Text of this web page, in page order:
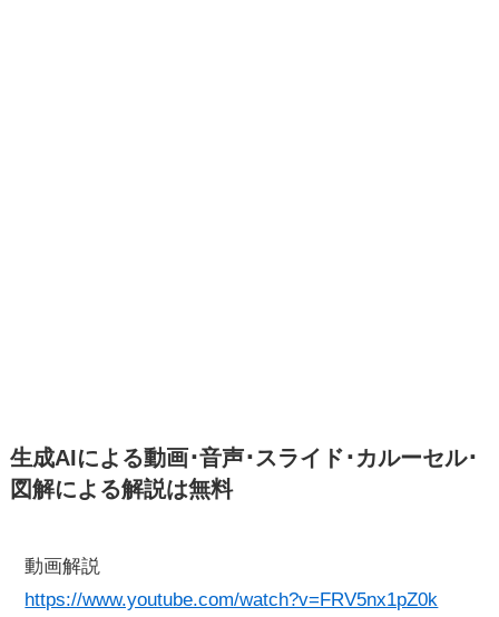
生成AIによる動画･音声･スライド･カルーセル･
図解による解説は無料
動画解説
https://www.youtube.com/watch?v=FRV5nx1pZ0k